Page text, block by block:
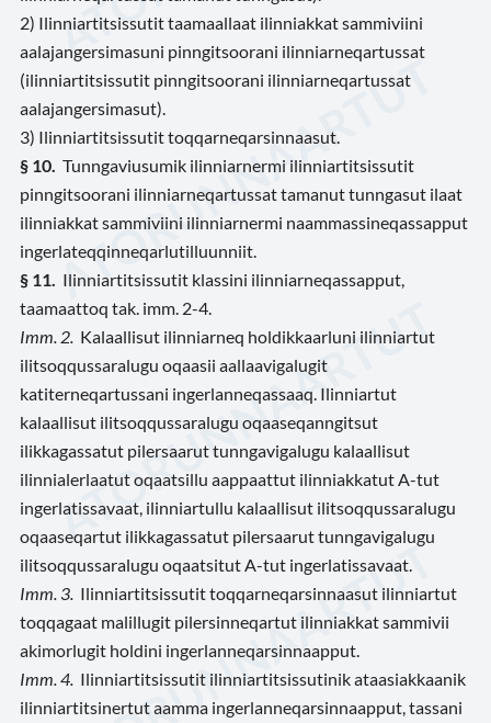
2) Ilinniartitsissutit taamaallaat ilinniakkat sammiviini
aalajangersimasuni pinngitsoorani ilinniarneqartussat
(ilinniartitsissutit pinngitsoorani ilinniarneqartussat
aalajangersimasut).
3) Ilinniartitsissutit toqqarneqarsinnaasut.
§ 10. Tunngaviusumik ilinniarnermi ilinniartitsissutit
pinngitsoorani ilinniarneqartussat tamanut tunngasut ilaat
ilinniakkat sammiviini ilinniarnermi naammassineqassapput
ingerlateqqinneqarlutilluunniit.
§ 11. Ilinniartitsissutit klassini ilinniarneqassapput,
taamaattoq tak. imm. 2-4.
Imm. 2. Kalaallisut ilinniarneq holdikkaarluni ilinniartut
ilitsoqqussaralugu oqaasii aallaavigalugit
katiterneqartussani ingerlanneqassaaq. Ilinniartut
kalaallisut ilitsoqqussaralugu oqaaseqanngitsut
ilikkagassatut pilersaarut tunngavigalugu kalaallisut
ilinnialerlaatut oqaatsillu aappaattut ilinniakkatut A-tut
ingerlatissavaat, ilinniartullu kalaallisut ilitsoqqussaralugu
oqaaseqartut ilikkagassatut pilersaarut tunngavigalugu
ilitsoqqussaralugu oqaatsitut A-tut ingerlatissavaat.
Imm. 3. Ilinniartitsissutit toqqarneqarsinnaasut ilinniartut
toqqagaat malillugit pilersinneqartut ilinniakkat sammivii
akimorlugit holdini ingerlanneqarsinnaapput.
Imm. 4. Ilinniartitsissutit ilinniartitsissutinik ataasiakkaanik
ilinniartitsinertut aamma ingerlanneqarsinnaapput, tassani